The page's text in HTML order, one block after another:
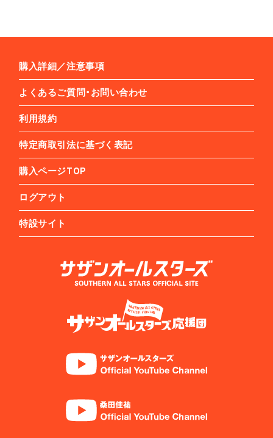
購入詳細／注意事項
よくあるご質問・お問い合わせ
利用規約
特定商取引法に基づく表記
購入ページTOP
ログアウト
特設サイト